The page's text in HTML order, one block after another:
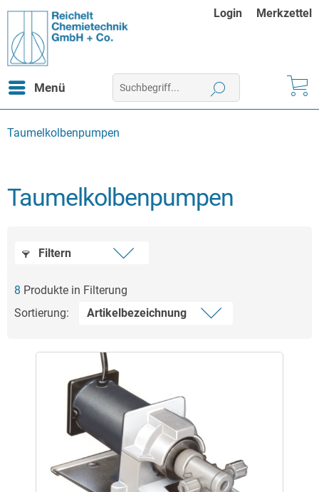
Login Merkzettel
Menü
Taumelkolbenpumpen
Taumelkolbenpumpen
Filtern
8 Produkte in Filterung
Sortierung: